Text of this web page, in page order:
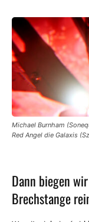
Michael Burnham
Red Angel die Galaxis
Dann biegen
Brechstange